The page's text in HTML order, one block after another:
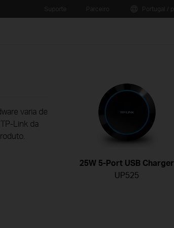
varia de
Link da
25W 5-Port USB Charger
UP525